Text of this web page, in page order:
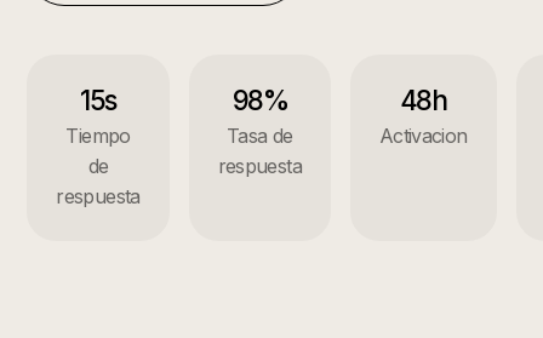
15s
Tiempo
de
respuesta
98%
Tasa de
respuesta
48h
Activacion